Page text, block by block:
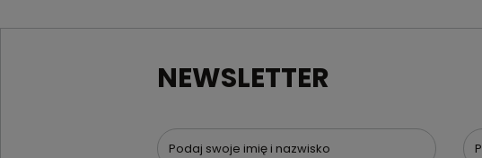
NEWSLETTER
Podaj swoje imię i nazwisko